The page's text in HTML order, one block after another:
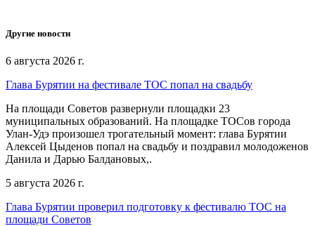
Другие новости
6 августа 2026 г.
Глава Бурятии на фестивале ТОС попал на свадьбу
На площади Советов развернули площадки 23
муниципальных образований. На площадке ТОСов города
Улан-Удэ произошел трогательный момент: глава Бурятии
Алексей Цыденов попал на свадьбу и поздравил молодоженов
Данила и Дарью Балдановых,.
5 августа 2026 г.
Глава Бурятии проверил подготовку к фестивалю ТОС на
площади Советов